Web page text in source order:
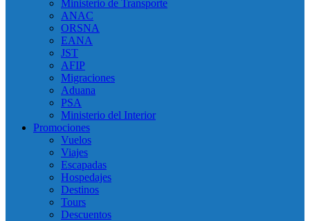
Ministerio de Transporte
ANAC
ORSNA
EANA
JST
AFIP
Migraciones
Aduana
PSA
Ministerio del Interior
Promociones
Vuelos
Viajes
Escapadas
Hospedajes
Destinos
Tours
Descuentos